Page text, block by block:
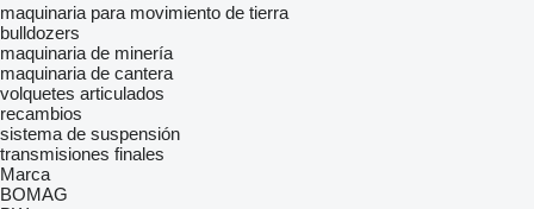
maquinaria para movimiento de tierra
bulldozers
maquinaria de minería
maquinaria de cantera
volquetes articulados
recambios
sistema de suspensión
transmisiones finales
Marca
BOMAG